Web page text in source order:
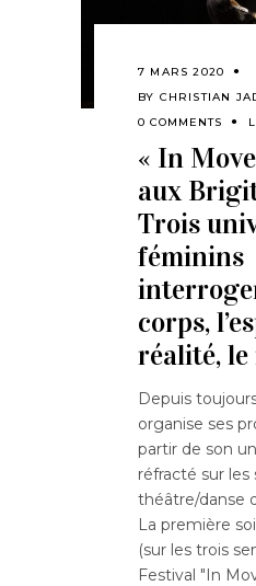
7 MARS 2020
BY CHRISTIAN
0 COMMENTS
« In
aux
Trois
féminins
corps,
réalité,
Depuis
organise ses
partir de son
réfracté sur les
théâtre/danse
La première
(sur les trois
Festival "In